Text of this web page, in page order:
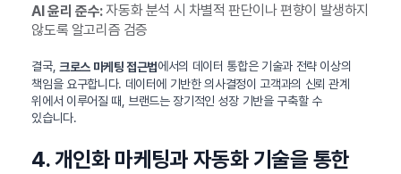
AI 윤리 준수:자동화 분석 시 차별적 판단이나 편향이 발생하지
않도록 알고리즘 검증
결국, 크로스 마케팅 접근법에서의 데이터 통합은 기술과 전략 이상의
책임을 요구합니다. 데이터에 기반한 의사결정이 고객과의 신뢰 관계
위에서 이루어질 때, 브랜드는 장기적인 성장 기반을 구축할 수
있습니다.
4. 개인화 마케팅과 자동화 기술을 통한